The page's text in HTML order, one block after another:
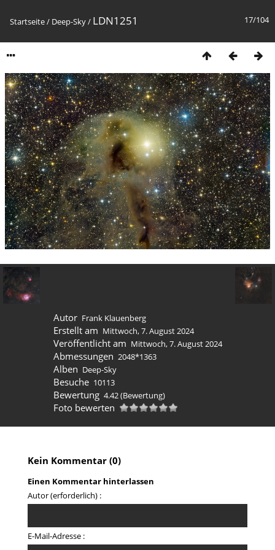
17/104
Startseite/ Deep-Sky/ LDN1251
Autor Frank Klauenberg
Erstellt am Mittwoch, 7. August 2024
Veröffentlicht am Mittwoch, 7. August 2024
Abmessungen 2048*1363
Alben Deep-Sky
Besuche 10113
Bewertung 4.42(Bewertung)
Foto bewerten
Kein Kommentar (0)
Einen Kommentar hinterlassen
Autor (erforderlich) :
E-Mail-Adresse :